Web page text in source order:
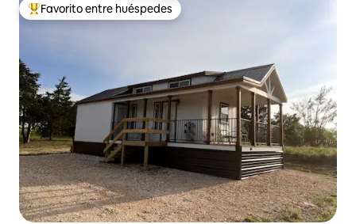
Favorito entre huéspedes preferido
Favorito entre huéspedes